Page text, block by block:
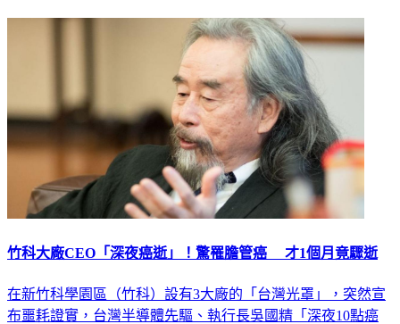
竹科大廠CEO「深夜癌逝」！驚罹膽管癌 才1個月竟驟逝
在新竹科學園區（竹科）設有3大廠的「台灣光罩」，突然宣
布噩耗證實，台灣半導體先驅、執行長吳國精「深夜10點癌